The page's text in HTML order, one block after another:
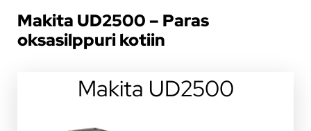
Makita UD2500 – Paras
oksasilppuri kotiin
Makita UD2500